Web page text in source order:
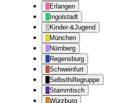
Erlangen
Ingolstadt
Kinder-&Jugend
München
Nürnberg
Regensburg
Schweinfurt
Selbsthilfegruppe
Stammtisch
Würzburg